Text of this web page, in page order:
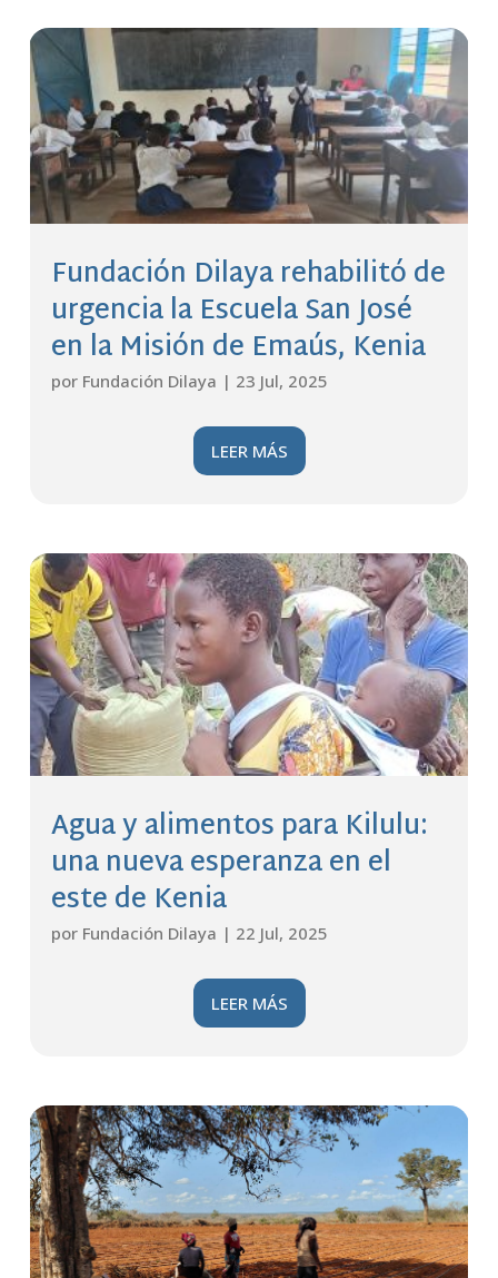
Fundación Dilaya rehabilitó de
urgencia la Escuela San José
en la Misión de Emaús, Kenia
por Fundación Dilaya | 23 Jul, 2025
LEER MÁS
Agua y alimentos para Kilulu:
una nueva esperanza en el
este de Kenia
por Fundación Dilaya | 22 Jul, 2025
LEER MÁS